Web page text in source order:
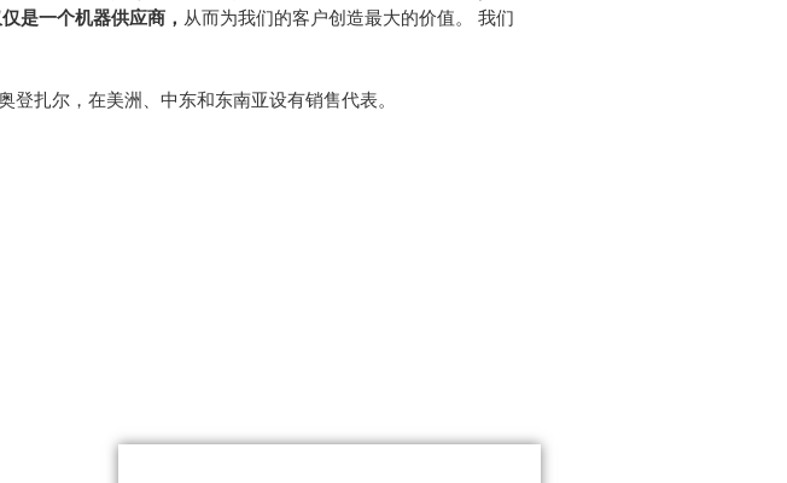
是一个机器供应商， 从而为我们的客户创造最大的价值。 我们
扎尔，在美洲、中东和东南亚设有销售代表。